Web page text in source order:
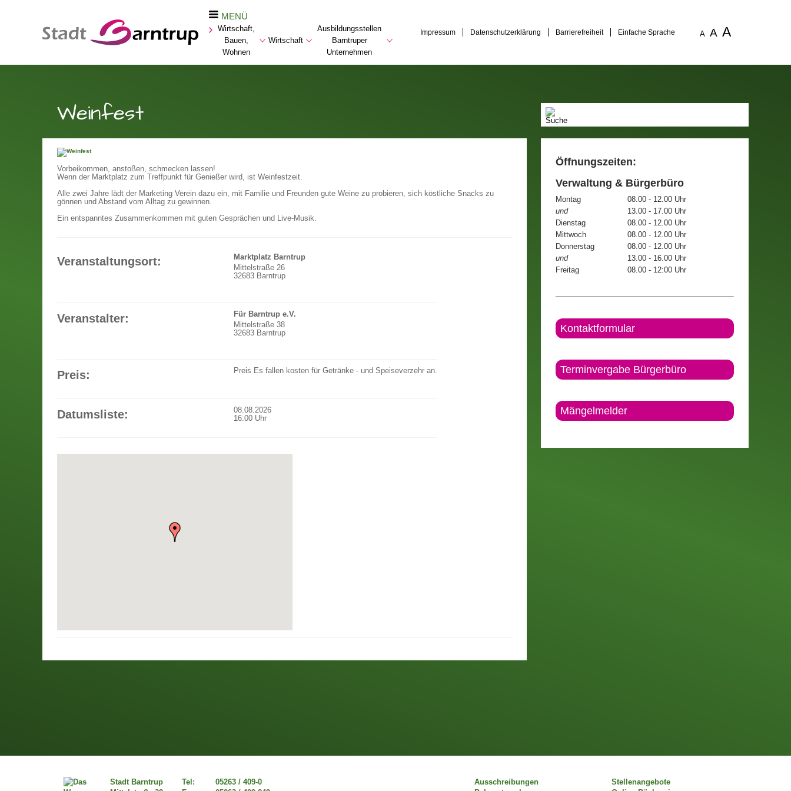
MENÜ
Wirtschaft,
Bauen,
Wohnen
Wirtschaft
Ausbildungsstellen
Barntruper
Unternehmen
Impressum Datenschutzerklärung Barrierefreiheit Einfache Sprache A A A
Weinfest
Vorbeikommen, anstoßen, schmecken lassen!
Wenn der Marktplatz zum Treffpunkt für Genießer wird, ist Weinfestzeit.
Alle zwei Jahre lädt der Marketing Verein dazu ein, mit Familie und Freunden gute Weine zu probieren, sich köstliche Snacks zu
gönnen und Abstand vom Alltag zu gewinnen.
Ein entspanntes Zusammenkommen mit guten Gesprächen und Live-Musik.
Veranstaltungsort:
Marktplatz Barntrup
Mittelstraße 26
32683 Barntrup
Veranstalter:
Für Barntrup e.V.
Mittelstraße 38
32683 Barntrup
Preis: Preis Es fallen kosten für Getränke - und Speiseverzehr an.
Datumsliste:
08.08.2026
16:00 Uhr
Öffnungszeiten:
Verwaltung & Bürgerbüro
Montag
08.00 - 12.00 Uhr
und
13.00 - 17.00 Uhr
Dienstag
08.00 - 12.00 Uhr
Mittwoch
08.00 - 12.00 Uhr
Donnerstag
08.00 - 12.00 Uhr
und
13.00 - 16.00 Uhr
Freitag
08.00 - 12:00 Uhr
Kontaktformular
Terminvergabe Bürgerbüro
Mängelmelder
Stadt Barntrup
Tel:
05263 / 409-0
Ausschreibungen
Stellenangebote